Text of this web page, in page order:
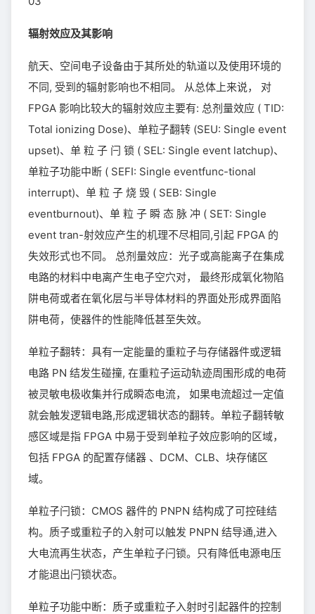
辐射效应及其影响
航天、空间电子设备由于其所处的轨道以及使用环境的
不同, 受到的辐射影响也不相同。 从总体上来说， 对
FPGA 影响比较大的辐射效应主要有: 总剂量效应 ( TID:
Total ionizing Dose)、单粒子翻转 (SEU: Single event
upset)、单 粒 子 闩 锁 ( SEL: Single event latchup)、
单粒子功能中断 ( SEFI: Single eventfunc-tional
interrupt)、单 粒 子 烧 毁 ( SEB: Single
eventburnout)、单 粒 子 瞬 态 脉 冲 ( SET: Single
event tran-射效应产生的机理不尽相同,引起 FPGA 的
失效形式也不同。 总剂量效应：光子或高能离子在集成
电路的材料中电离产生电子空穴对， 最终形成氧化物陷
阱电荷或者在氧化层与半导体材料的界面处形成界面陷
阱电荷，使器件的性能降低甚至失效。
单粒子翻转：具有一定能量的重粒子与存储器件或逻辑
电路 PN 结发生碰撞, 在重粒子运动轨迹周围形成的电荷
被灵敏电极收集并行成瞬态电流， 如果电流超过一定值
就会触发逻辑电路,形成逻辑状态的翻转。单粒子翻转敏
感区域是指 FPGA 中易于受到单粒子效应影响的区域，
包括 FPGA 的配置存储器 、DCM、CLB、块存储区
域。
单粒子闩锁：CMOS 器件的 PNPN 结构成了可控硅结
构。质子或重粒子的入射可以触发 PNPN 结导通,进入
大电流再生状态，产生单粒子闩锁。只有降低电源电压
才能退出闩锁状态。
单粒子功能中断：质子或重粒子入射时引起器件的控制